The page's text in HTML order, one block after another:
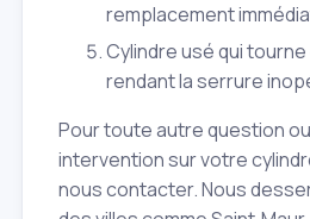
remplacement
Cylindre usé qui tourne
rendant la serrure
Pour toute autre question
intervention sur votre
nous contacter. Nous